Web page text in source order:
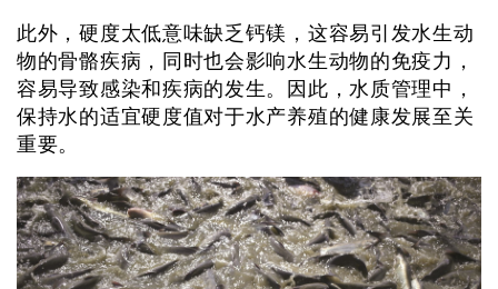
此外，硬度太低意味缺乏钙镁，这容易引发水生动
物的骨骼疾病，同时也会影响水生动物的免疫力，
容易导致感染和疾病的发生。因此，水质管理中，
保持水的适宜硬度值对于水产养殖的健康发展至关
重要。